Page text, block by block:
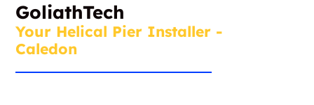
GoliathTech
Your Helical Pier Installer -
Caledon